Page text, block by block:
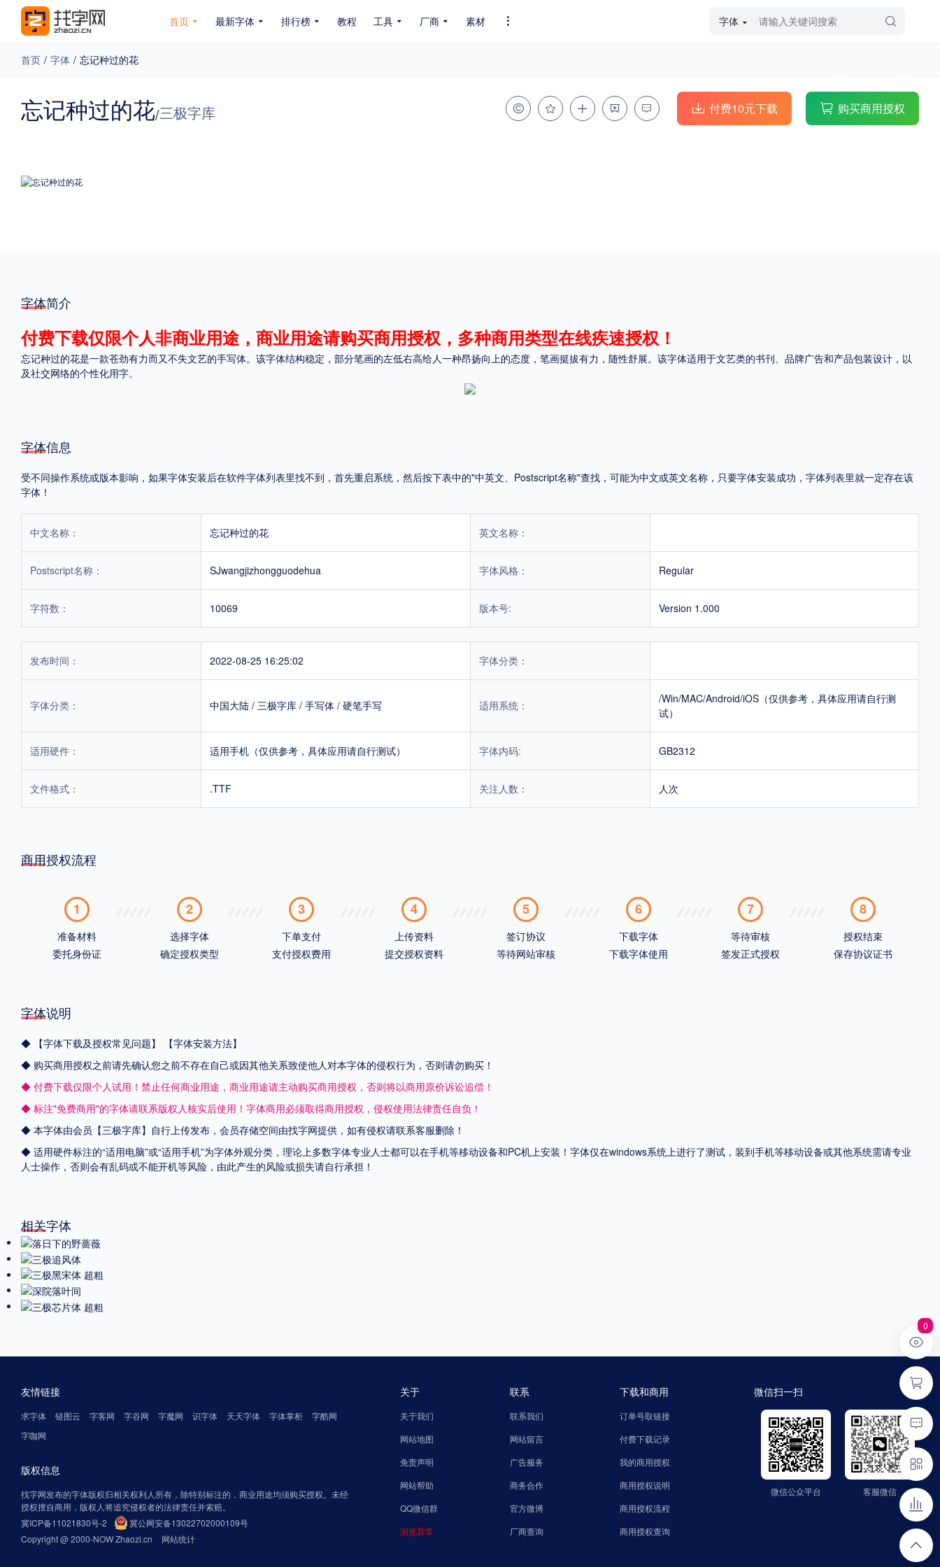
首页 最新字体
免费下载 收费下载 免费商用 无下载 BIG5 SHIFT-JIS 硬笔手写 毛笔飞白 粉笔勾绘 个性书体
格式
.TTF .OTF .TTC
平台 地区
排行榜 教程 工具 厂商 素材 字体
首页 / 字体 / 忘记种过的花
忘记种过的花/三极字库 付费10元下载 购买商用授权
字体简介
付费下载仅限个人非商业用途，商业用途请购买商用授权，多种商用类型在线疾速授权！
忘记种过的花是一款苍劲有力而又不失文艺的手写体。该字体结构稳定，部分笔画的左低右高给人一种昂扬向上的态度，笔画挺拔有力，随性舒展。该字体适用于文艺类的书刊、品牌广告和产品包装设计，以
及社交网络的个性化用字。
字体信息
受不同操作系统或版本影响，如果字体安装后在软件字体列表里找不到，首先重启系统，然后按下表中的"中英文、Postscript名称"查找，可能为中文或英文名称，只要字体安装成功，字体列表里就一定存在该
字体！
中文名称： 忘记种过的花 英文名称：
Postscript名称： SJwangjizhongguodehua 字体风格： Regular
字符数： 10069 版本号: Version 1.000
发布时间： 2022-08-25 16:25:02 字体分类：
字体分类： 中国大陆 / 三极字库 / 手写体 / 硬笔手写 适用系统：
/Win/MAC/Android/iOS（仅供参考，具体应用请自行测
试）
适用硬件： 适用手机（仅供参考，具体应用请自行测试） 字体内码: GB2312
文件格式： .TTF 关注人数： 人次
商用授权流程
1
准备材料
委托身份证
2
选择字体
确定授权类型
3
下单支付
支付授权费用
4
上传资料
提交授权资料
5
签订协议
等待网站审核
6
下载字体
下载字体使用
7
等待审核
签发正式授权
8
授权结束
保存协议证书
字体说明
◆ 【字体下载及授权常见问题】
【字体安装方法】
◆ 购买商用授权之前请先确认您之前不存在自己或因其他关系致使他人对本字体的侵权行为，否则请勿购买！
◆ 付费下载仅限个人试用！禁止任何商业用途，商业用途请主动购买商用授权，否则将以商用原价诉讼追偿！
◆ 标注"免费商用"的字体请联系版权人核实后使用！字体商用必须取得商用授权，侵权使用法律责任自负！
◆ 本字体由会员【三极字库】自行上传发布，会员存储空间由找字网提供，如有侵权请联系客服删除！
◆ 适用硬件标注的“适用电脑”或“适用手机”为字体外观分类，理论上多数字体专业人士都可以在手机等移动设备和PC机上安装！字体仅在windows系统上进行了测试，装到手机等移动设备或其他系统需请专业
人士操作，否则会有乱码或不能开机等风险，由此产生的风险或损失请自行承担！
相关字体
友情链接
求字体 链图云 字客网 字谷网 字魔网 识字体 天天字体 字体掌柜
字酷网
字咖网
版权信息
找字网发布的字体版权归相关权利人所有，除特别标注的，商业用途均须购买授权。未经
授权擅自商用，版权人将追究侵权者的法律责任并索赔。
冀ICP备11021830号-2
冀公网安备13022702000109号
Copyright @ 2000-NOW Zhaozi.cn
网站统计
关于
关于我们
网站地图
免责声明
网站帮助
QQ微信群
浏览异常
联系
联系我们
网站留言
广告服务
商务合作
官方微博
厂商查询
下载和商用
订单号取链接
付费下载记录
我的商用授权
商用授权说明
商用授权流程
商用授权查询
微信扫一扫
微信公众平台 客服微信
0
微信公众平台
公众号：zhaozinet
客服微信
微信号：FindText